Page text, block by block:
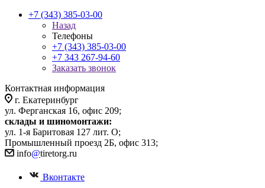
+7 (343) 385-03-00
Назад
Телефоны
+7 (343) 385-03-00
+7 343 267-94-60
Заказать звонок
Контактная информация
г. Екатеринбург
ул. Ферганская 16, офис 209;
склады и шиномонтажи:
ул. 1-я Баритовая 127 лит. О;
Промышленный проезд 2Б, офис 313;
info@tiretorg.ru
Вконтакте